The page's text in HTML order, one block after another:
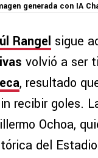
generada con IA
Rangel sigue
volvió a ser
, resultado
recibir goles.
Ochoa,
del